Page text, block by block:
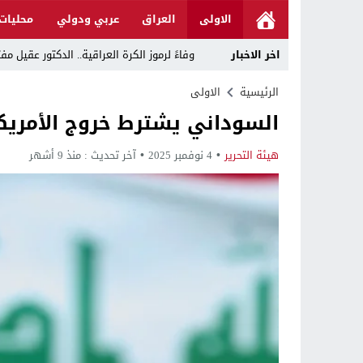
الاولى العراق عربي ودولي
اخر الاخبار
وفاءً لرموز الكرة العراقية.. الدكتور
د. حسن جمعة يهنئ الأستاذ كريم حمادي
خلية الإعلام الأمني: الحكومة ماضية في
الرجل المناسب في المكان المناسب ..
تحت عنوان “أقلام للمأجورين وسقوط في
الرئيسية الاولى
السوداني يشترط خروج
هيئة التحرير 4 نوفمبر 2025 آخر تحديث : منذ 9 أشهر